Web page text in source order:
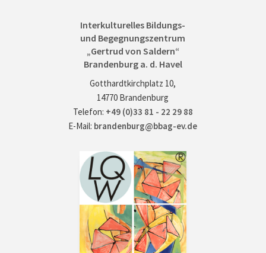
Interkulturelles Bildungs-
und Begegnungszentrum
„Gertrud von Saldern“
Brandenburg a. d. Havel
Gotthardtkirchplatz 10,
14770 Brandenburg
Telefon: +49 (0)33 81 - 22 29 88
E-Mail: brandenburg@bbag-ev.de